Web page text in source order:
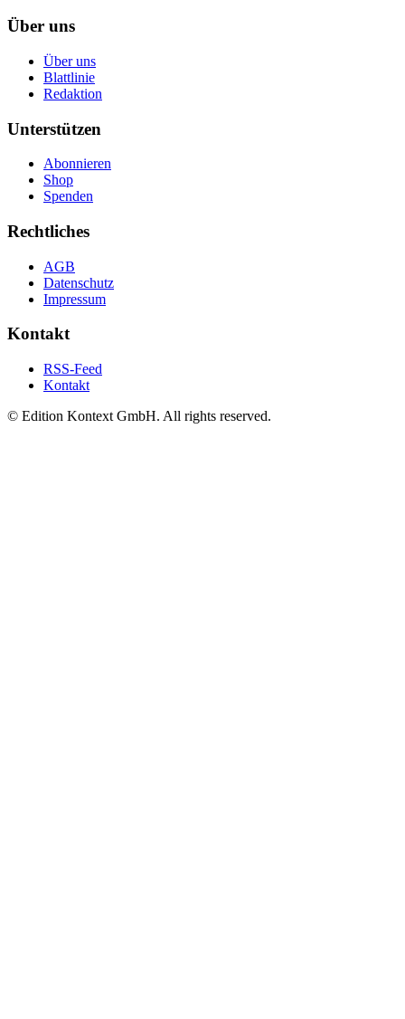
Über uns
Über uns
Blattlinie
Redaktion
Unterstützen
Abonnieren
Shop
Spenden
Rechtliches
AGB
Datenschutz
Impressum
Kontakt
RSS-Feed
Kontakt
© Edition Kontext GmbH. All rights reserved.